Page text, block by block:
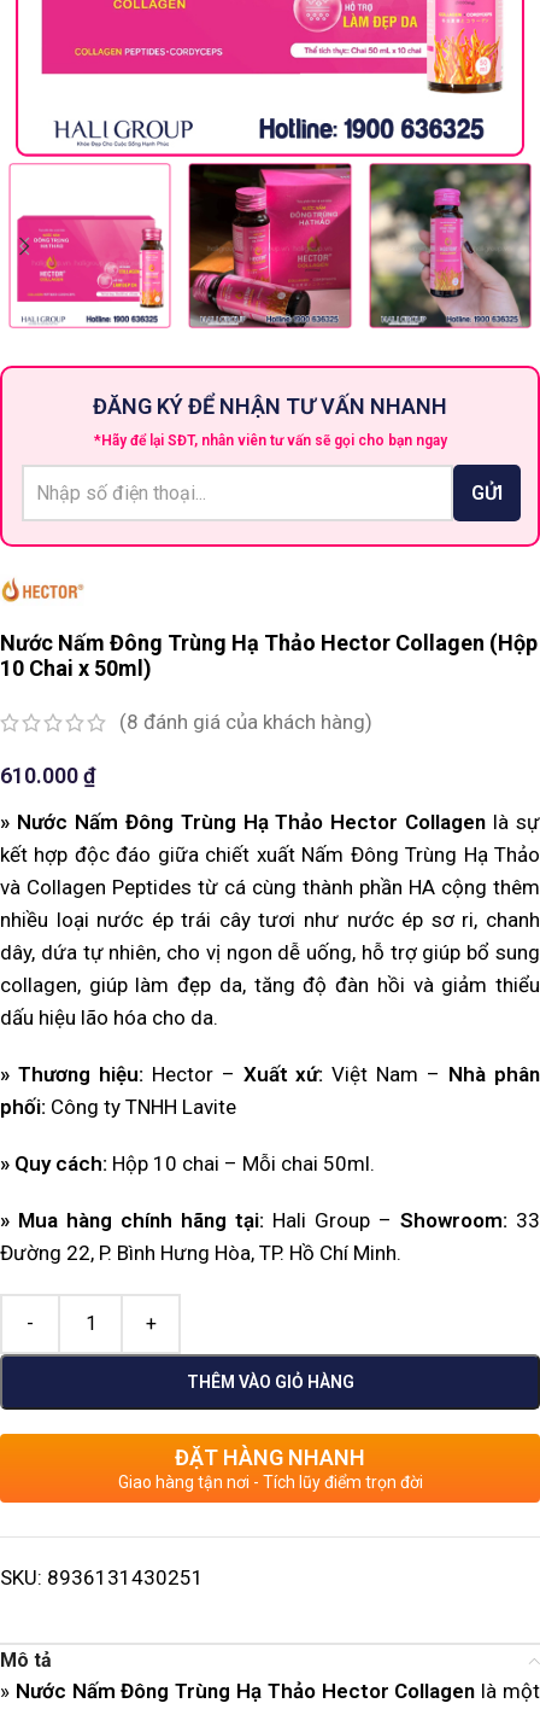
ĐĂNG KÝ ĐỂ NHẬN TƯ VẤN NHANH
*Hãy để lại SĐT, nhân viên tư vấn sẽ gọi cho bạn ngay
Nước Nấm Đông Trùng Hạ Thảo Hector Collagen (Hộp
10 Chai x 50ml)
(8 đánh giá của khách hàng)
610.000₫
» Nước Nấm Đông Trùng Hạ Thảo Hector Collagen là sự
kết hợp độc đáo giữa chiết xuất Nấm Đông Trùng Hạ Thảo
và Collagen Peptides từ cá cùng thành phần HA cộng thêm
nhiều loại nước ép trái cây tươi như nước ép sơ ri, chanh
dây, dứa tự nhiên, cho vị ngon dễ uống, hỗ trợ giúp bổ sung
collagen, giúp làm đẹp da, tăng độ đàn hồi và giảm thiểu
dấu hiệu lão hóa cho da.
» Thương hiệu: Hector– Xuất xứ: Việt Nam – Nhà phân
phối: Công ty TNHH Lavite
» Quy cách: Hộp 10 chai – Mỗi chai 50ml.
» Mua hàng chính hãng tại: Hali Group – Showroom: 33
Đường 22, P. Bình Hưng Hòa, TP. Hồ Chí Minh.
THÊM VÀO GIỎ HÀNG
ĐẶT HÀNG NHANH
Giao hàng tận nơi - Tích lũy điểm trọn đời
SKU: 8936131430251
Mô tả
» Nước Nấm Đông Trùng Hạ Thảo Hector Collagen là một